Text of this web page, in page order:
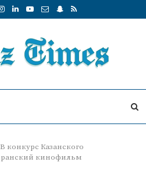
В конкурс Казанского
кинофильм